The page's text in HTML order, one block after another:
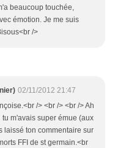
beaucoup touchée,
émotion. Je me suis
/>
02/11/2012 21:47
/> <br /> <br /> Ah
m'avais super émue (aux
laissé ton commentaire sur
FFI de st germain.<br